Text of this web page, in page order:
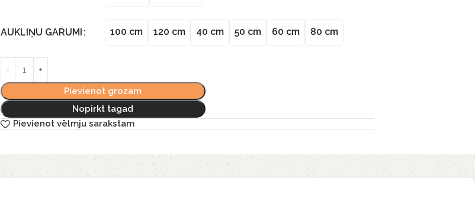
AUKLIŅU GARUMI 100 cm 120 cm 40 cm 50 cm 60 cm 80 cm
Pievienot grozam
Nopirkt tagad
Pievienot vēlmju sarakstam